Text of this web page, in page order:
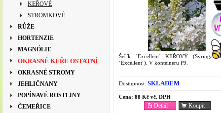
KEŘOVÉ
STROMKOVÉ
RŮŽE
HORTENZIE
MAGNÓLIE
OKRASNÉ KEŘE OSTATNÍ
OKRASNÉ STROMY
JEHLIČNANY
POPÍNAVÉ ROSTLINY
ČEMEŘICE
Šeřík ´Excellent´ KEŘOVÝ (Syringa
´Excellent´). V konteineru P9.
Dostupnost: SKLADEM
Cena: 88 Kč vč. DPH
Koupit
Detail